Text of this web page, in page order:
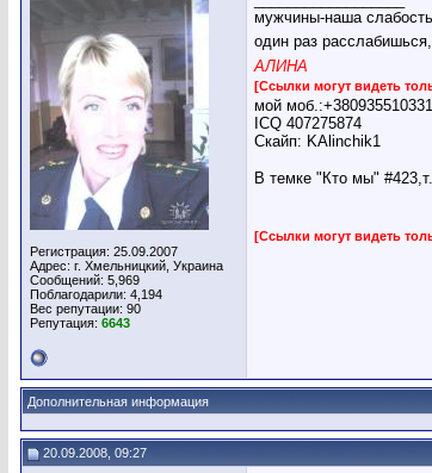
Регистрация: 25.09.2007
Адрес: г. Хмельницкий, Украина
Сообщений: 5,969
Поблагодарили: 4,194
Вес репутации: 90
Репутация: 6643
мужчины-наша
один раз
АЛИНА
[Ссылки могут видеть
мой моб.:+380935510331
ICQ 407275874
Скайп: KAlinchik1
В темке "Кто мы"
[Ссылки могут видеть
Дополнительная информация
20.09.2008, 09:27